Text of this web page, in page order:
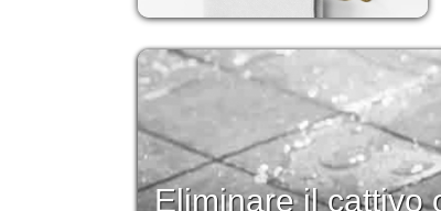
Eliminare il cattivo